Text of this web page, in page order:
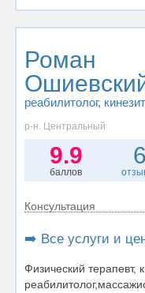
Роман
реабилитолог,
р-н. Центральный
9.9
баллов
6
Консультация
➡️ Все услуги и
Физический терапевт,